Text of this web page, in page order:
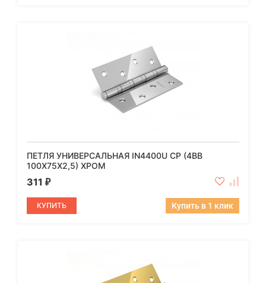
ПЕТЛЯ УНИВЕРСАЛЬНАЯ IN4400U CP (4BB
100X75X2,5) ХРОМ
311 ₽
КУПИТЬ Купить в 1 клик